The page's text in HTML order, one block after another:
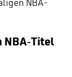
NBA-
NBA-Titel